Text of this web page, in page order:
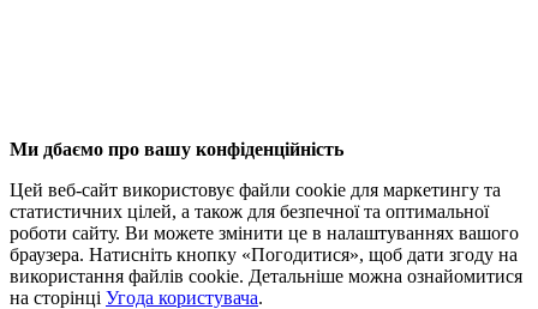
Ми дбаємо про вашу конфіденційність
Цей веб-сайт використовує файли cookie для маркетингу та
статистичних цілей, а також для безпечної та оптимальної
роботи сайту. Ви можете змінити це в налаштуваннях вашого
браузера. Натисніть кнопку «Погодитися», щоб дати згоду на
використання файлів cookie. Детальніше можна ознайомитися
на сторінці Угода користувача.